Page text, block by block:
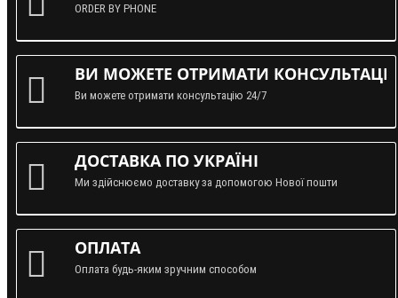
ORDER BY PHONE
ВИ МОЖЕТЕ ОТРИМАТИ
Ви можете отримати консультацію 24/7
ДОСТАВКА ПО УКРАЇНІ
Ми здійснюємо доставку за допомогою Нової пошти
ОПЛАТА
Оплата будь-яким зручним способом